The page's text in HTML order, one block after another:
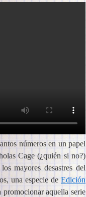
números en un papel
Cage (¿quién si no?)
mayores desastres del
una especie de Edición
aquella serie